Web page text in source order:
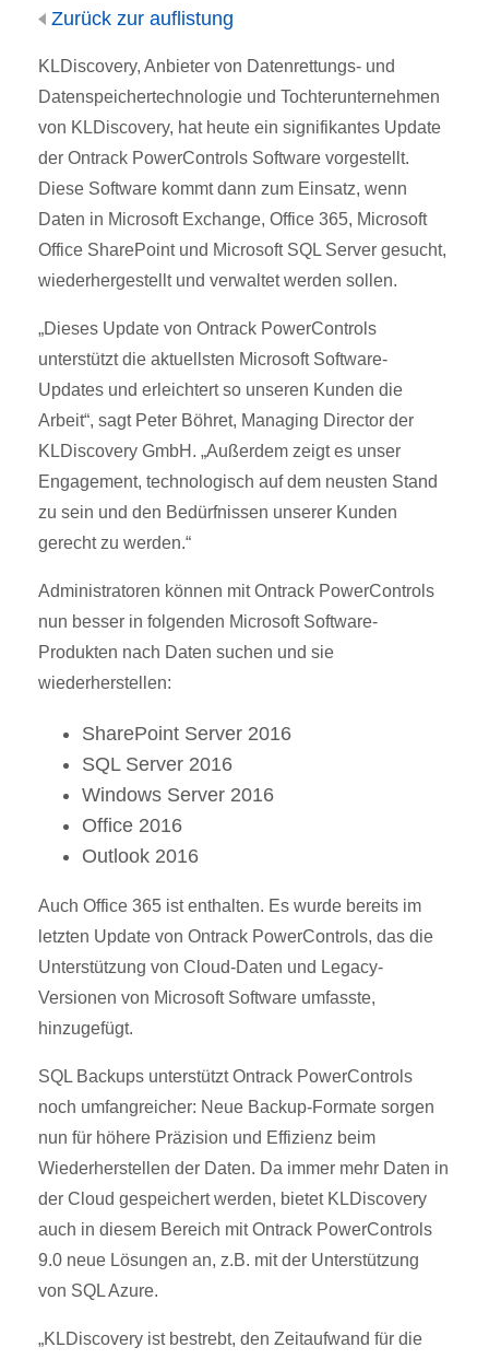
Zurück zur auflistung
KLDiscovery, Anbieter von Datenrettungs- und
Datenspeichertechnologie und Tochterunternehmen
von KLDiscovery, hat heute ein signifikantes Update
der Ontrack PowerControls Software vorgestellt.
Diese Software kommt dann zum Einsatz, wenn
Daten in Microsoft Exchange, Office 365, Microsoft
Office SharePoint und Microsoft SQL Server gesucht,
wiederhergestellt und verwaltet werden sollen.
„Dieses Update von Ontrack PowerControls
unterstützt die aktuellsten Microsoft Software-
Updates und erleichtert so unseren Kunden die
Arbeit“, sagt Peter Böhret, Managing Director der
KLDiscovery GmbH. „Außerdem zeigt es unser
Engagement, technologisch auf dem neusten Stand
zu sein und den Bedürfnissen unserer Kunden
gerecht zu werden.“
Administratoren können mit Ontrack PowerControls
nun besser in folgenden Microsoft Software-
Produkten nach Daten suchen und sie
wiederherstellen:
SharePoint Server 2016
SQL Server 2016
Windows Server 2016
Office 2016
Outlook 2016
Auch Office 365 ist enthalten. Es wurde bereits im
letzten Update von Ontrack PowerControls, das die
Unterstützung von Cloud-Daten und Legacy-
Versionen von Microsoft Software umfasste,
hinzugefügt.
SQL Backups unterstützt Ontrack PowerControls
noch umfangreicher: Neue Backup-Formate sorgen
nun für höhere Präzision und Effizienz beim
Wiederherstellen der Daten. Da immer mehr Daten in
der Cloud gespeichert werden, bietet KLDiscovery
auch in diesem Bereich mit Ontrack PowerControls
9.0 neue Lösungen an, z.B. mit der Unterstützung
von SQL Azure.
„KLDiscovery ist bestrebt, den Zeitaufwand für die